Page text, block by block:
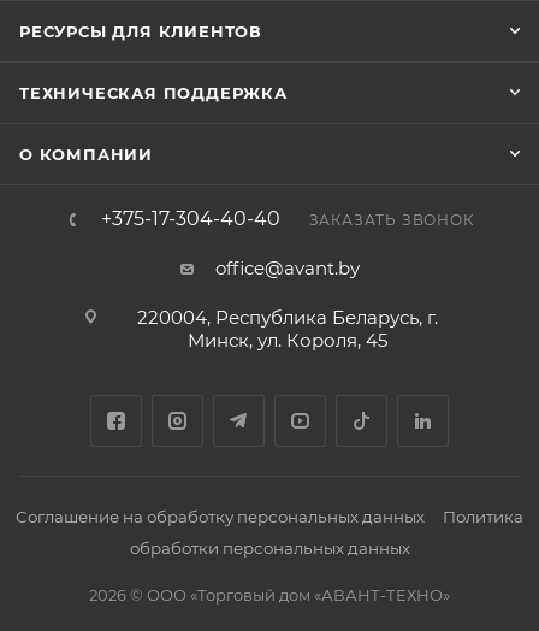
РЕСУРСЫ ДЛЯ КЛИЕНТОВ
ТЕХНИЧЕСКАЯ ПОДДЕРЖКА
О КОМПАНИИ
+375-17-304-40-40 ЗАКАЗАТЬ ЗВОНОК
office@avant.by
220004, Республика Беларусь, г.
Минск, ул. Короля, 45
Соглашение на обработку персональных данных
Политика
обработки персональных данных
2026 © ООО «Торговый дом «АВАНТ-ТЕХНО»